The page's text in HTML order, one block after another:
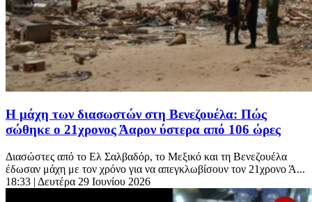
Η μάχη των διασωστών στη Βενεζουέλα: Πώς
σώθηκε ο 21χρονος Άαρον ύστερα από 106 ώρες
Διασώστες από το Ελ Σαλβαδόρ, το Μεξικό και τη Βενεζουέλα
έδωσαν μάχη με τον χρόνο για να απεγκλωβίσουν τον 21χρονο Ά...
18:33 | Δευτέρα 29 Ιουνίου 2026